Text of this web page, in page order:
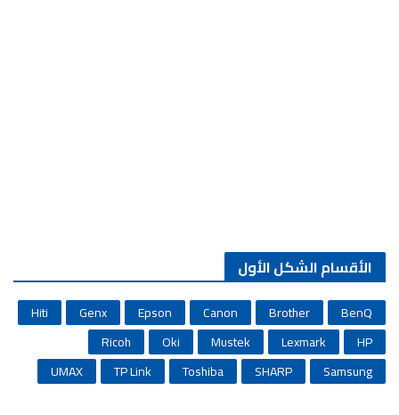
الأقسام الشكل الأول
BenQ
Brother
Canon
Epson
Genx
Hiti
HP
Lexmark
Mustek
Oki
Ricoh
Samsung
SHARP
Toshiba
TP Link
UMAX